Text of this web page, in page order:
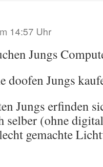
14:57 Uhr
Jungs
doofen Jungs
Jungs erfinden
selber (ohne
gemachte